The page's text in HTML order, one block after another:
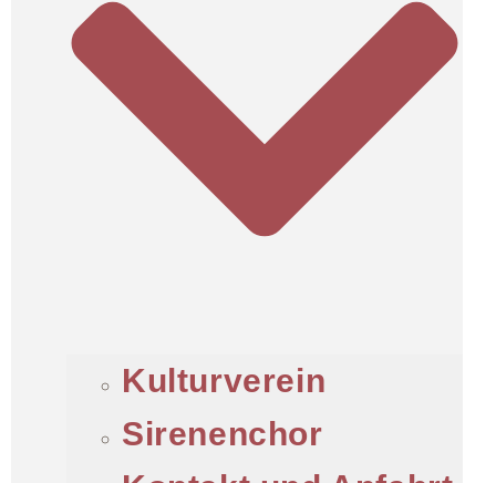
Kulturverein
Sirenenchor